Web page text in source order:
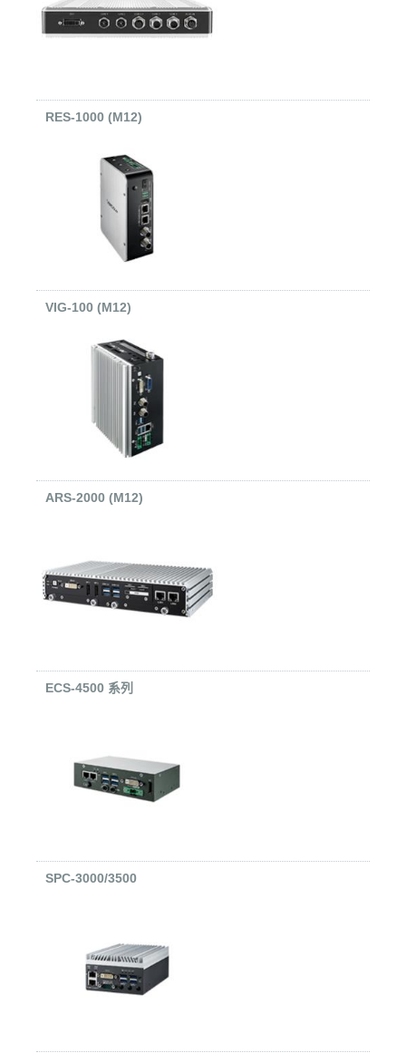
RES-1000 (M12)
VIG-100 (M12)
ARS-2000 (M12)
ECS-4500 系列
SPC-3000/3500